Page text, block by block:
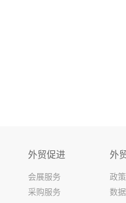
外贸促进
会展服务
采购服务
外
政
数